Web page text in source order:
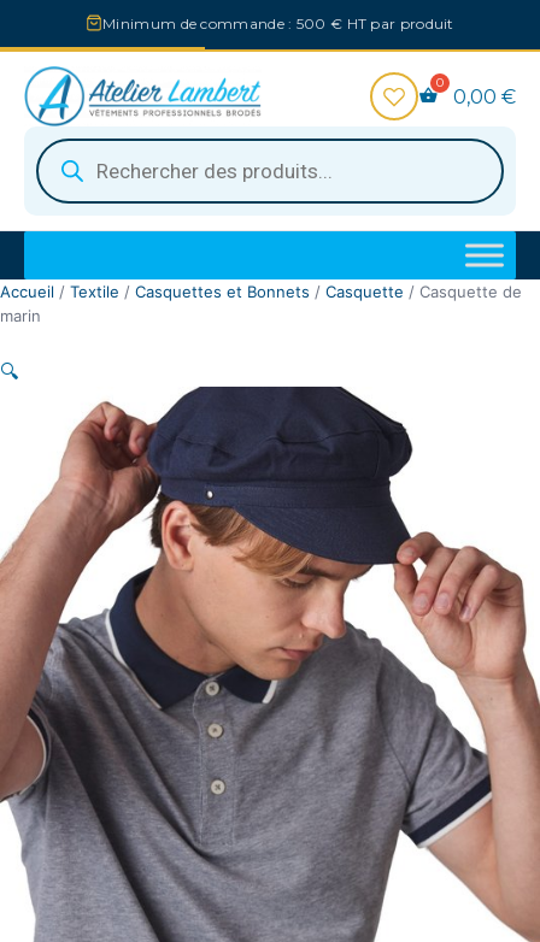
au
contenu
Minimum de commande : 500 € HT par produit
Recherche
de
produits
0,00 €
Accueil / Textile / Casquettes et Bonnets / Casquette / Casquette de
marin
🔍